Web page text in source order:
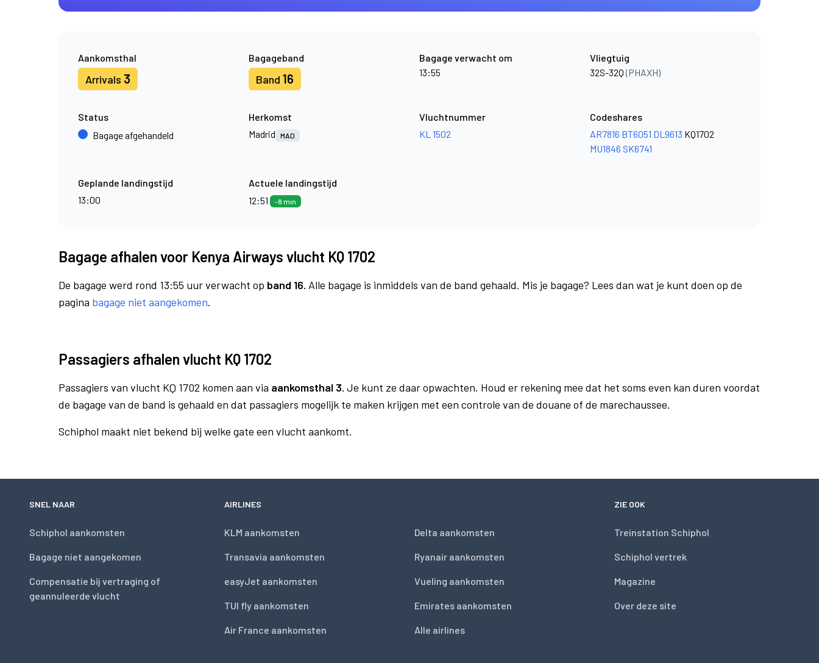
Aankomsthal
Arrivals 3
Bagageband
Band 16
Bagage verwacht om
13:55
Vliegtuig
32S-32Q(PHAXH)
Status
Bagage afgehandeld
Herkomst
Madrid
MAD
Vluchtnummer
KL 1502
Codeshares
AR7816 BT6051 DL9613 KQ1702
MU1846 SK6741
Geplande landingstijd
13:00
Actuele landingstijd
12:51
-8 min
Bagage afhalen voor Kenya Airways vlucht KQ 1702
De bagage werd rond 13:55 uur verwacht op band 16. Alle bagage is inmiddels van de band gehaald. Mis je bagage? Lees dan wat je kunt doen op de
pagina bagage niet aangekomen.
Passagiers afhalen vlucht KQ 1702
Passagiers van vlucht KQ 1702 komen aan via aankomsthal 3. Je kunt ze daar opwachten. Houd er rekening mee dat het soms even kan duren voordat
de bagage van de band is gehaald en dat passagiers mogelijk te maken krijgen met een controle van de douane of de marechaussee.
Schiphol maakt niet bekend bij welke gate een vlucht aankomt.
SNEL NAAR
Schiphol aankomsten
Bagage niet aangekomen
Compensatie bij vertraging of
geannuleerde vlucht
AIRLINES
KLM aankomsten
Transavia aankomsten
easyJet aankomsten
TUI fly aankomsten
Air France aankomsten
Delta aankomsten
Ryanair aankomsten
Vueling aankomsten
Emirates aankomsten
Alle airlines
ZIE OOK
Treinstation Schiphol
Schiphol vertrek
Magazine
Over deze site